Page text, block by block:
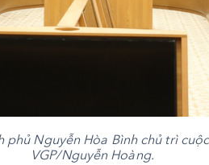
Nguyễn Hòa Bình chủ trì
VGP/Nguyễn Hoàng.